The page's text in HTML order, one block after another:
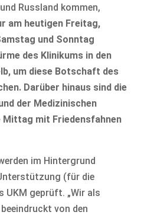
Russland kommen,
am heutigen Freitag,
und Sonntag
des Klinikums in den
um diese Botschaft des
Darüber hinaus sind die
der Medizinischen
mit Friedensfahnen
im Hintergrund
(für die
UKM geprüft. „Wir als
von den